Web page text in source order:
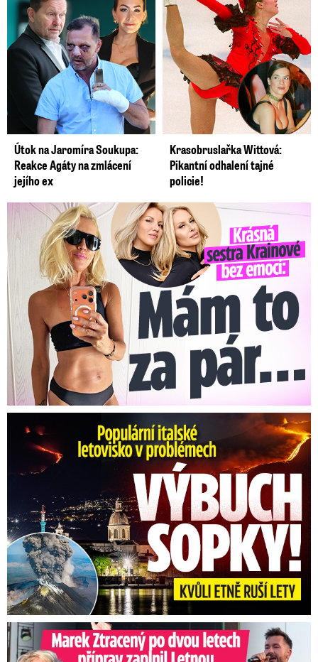
Útok na Jaromíra Soukupa:
Reakce Agáty na zmlácení
jejího ex
Krasobruslařka Wittová:
Pikantní odhalení tajné
policie!
Krásná sestra Krainové bez emocí: Mám to za pár…
Erupce sicilské sopky Etny: Ruší desítky letů
Marek Ztracený na Letné: Pártlová stopla koncert